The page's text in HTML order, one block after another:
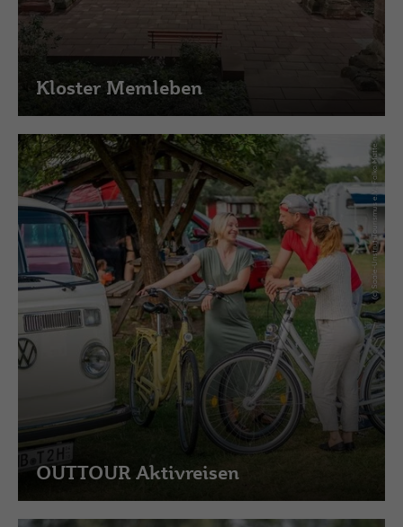
Kloster Memleben
(c) Saale-Unstrut-Tourismus e.V., Falko Matte
OUTTOUR Aktivreisen